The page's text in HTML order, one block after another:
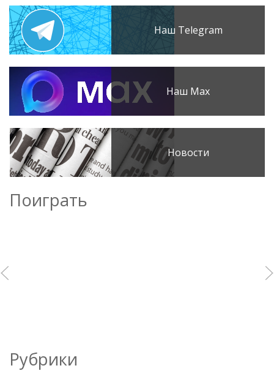
Наш Telegram
Наш Max
Новости
Поиграть
Рубрики